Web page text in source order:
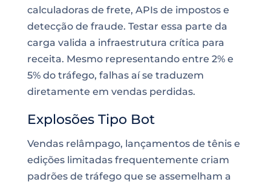
calculadoras de frete, APIs de impostos e
detecção de fraude. Testar essa parte da
carga valida a infraestrutura crítica para
receita. Mesmo representando entre 2% e
5% do tráfego, falhas aí se traduzem
diretamente em vendas perdidas.
Explosões Tipo Bot
Vendas relâmpago, lançamentos de tênis e
edições limitadas frequentemente criam
padrões de tráfego que se assemelham a